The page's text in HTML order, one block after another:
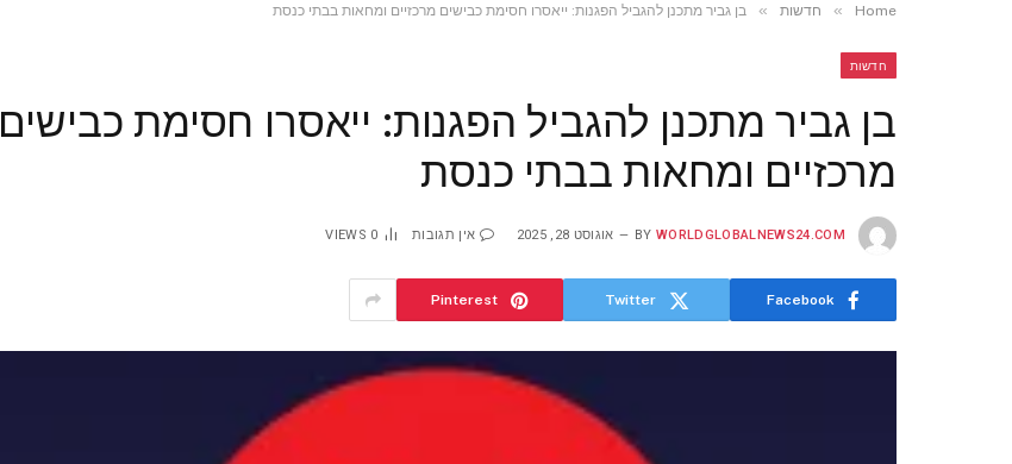
Home
» חדשות » בן גביר מתכנן להגביל הפגנות: ייאסרו חסימת כבישים מרכזיים ומחאות בבתי כנסת
חדשות
בן גביר מתכנן להגביל הפגנות: ייאסרו חסימת כבישים
מרכזיים ומחאות בבתי כנסת
BY WORLDGLOBALNEWS24.COM אוגוסט 28, 2025 אין תגובות 0
VIEWS
Facebook
Twitter
Pinterest